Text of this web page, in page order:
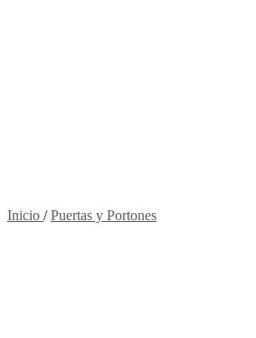
Inicio / Puertas y Portones